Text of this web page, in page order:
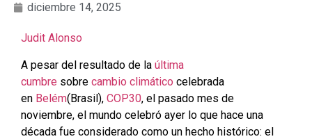
diciembre 14, 2025
Judit Alonso
A pesar del resultado de la última
cumbre sobre cambio climático celebrada
en Belém(Brasil), COP30, el pasado mes de
noviembre, el mundo celebró ayer lo que hace una
década fue considerado como un hecho histórico: el